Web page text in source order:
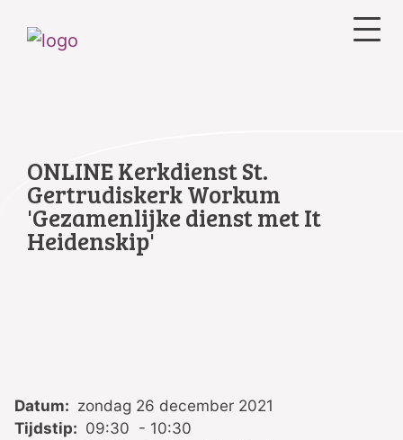
ONLINE Kerkdienst St.
Gertrudiskerk Workum
'Gezamenlijke dienst met It
Heidenskip'
Datum: zondag 26 december 2021
Tijdstip: 09:30 - 10:30